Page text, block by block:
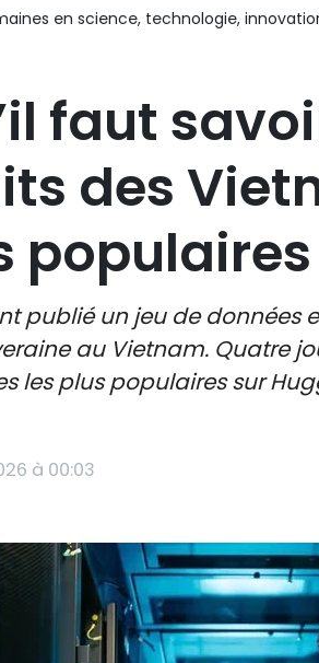
en science, technologie,
faut
des
publié un jeu de
au Vietnam. Quatre
les plus populaires sur
à 00:03